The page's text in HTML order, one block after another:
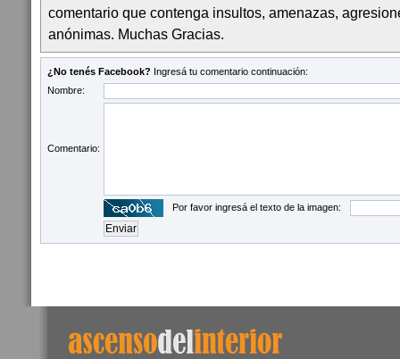
comentario que contenga insultos, amenazas,
anónimas. Muchas Gracias.
¿No tenés Facebook? Ingresá tu comentario continuación:
Nombre:
Comentario:
Por favor ingresá el texto de la imagen: